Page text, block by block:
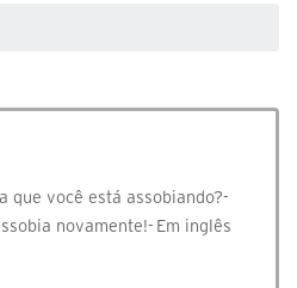
que você está assobiando?-
novamente!- Em inglês